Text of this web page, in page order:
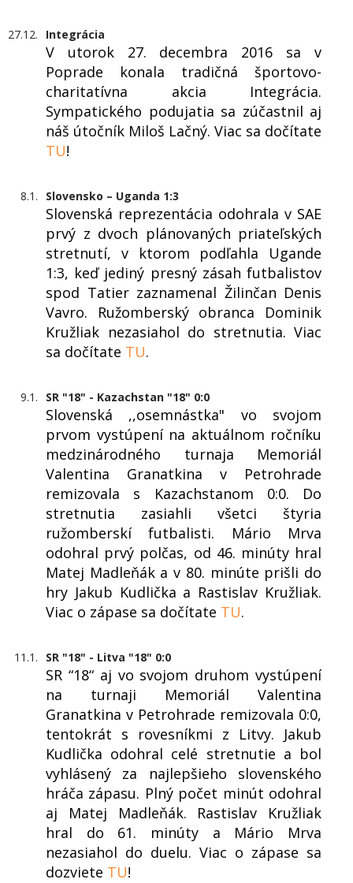
27.12. Integrácia
V utorok 27. decembra 2016 sa v
Poprade konala tradičná športovo-
charitatívna akcia Integrácia.
Sympatického podujatia sa zúčastnil aj
náš útočník Miloš Lačný. Viac sa dočítate
TU!
8.1. Slovensko – Uganda 1:3
Slovenská reprezentácia odohrala v SAE
prvý z dvoch plánovaných priateľských
stretnutí, v ktorom podľahla Ugande
1:3, keď jediný presný zásah futbalistov
spod Tatier zaznamenal Žilinčan Denis
Vavro. Ružomberský obranca Dominik
Kružliak nezasiahol do stretnutia. Viac
sa dočítate TU.
9.1. SR "18" - Kazachstan "18" 0:0
Slovenská ,,osemnástka" vo svojom
prvom vystúpení na aktuálnom ročníku
medzinárodného turnaja Memoriál
Valentina Granatkina v Petrohrade
remizovala s Kazachstanom 0:0. Do
stretnutia zasiahli všetci štyria
ružomberskí futbalisti. Mário Mrva
odohral prvý polčas, od 46. minúty hral
Matej Madleňák a v 80. minúte prišli do
hry Jakub Kudlička a Rastislav Kružliak.
Viac o zápase sa dočítate TU.
11.1. SR "18" - Litva "18" 0:0
SR “18“ aj vo svojom druhom vystúpení
na turnaji Memoriál Valentina
Granatkina v Petrohrade remizovala 0:0,
tentokrát s rovesníkmi z Litvy. Jakub
Kudlička odohral celé stretnutie a bol
vyhlásený za najlepšieho slovenského
hráča zápasu. Plný počet minút odohral
aj Matej Madleňák. Rastislav Kružliak
hral do 61. minúty a Mário Mrva
nezasiahol do duelu. Viac o zápase sa
dozviete TU!